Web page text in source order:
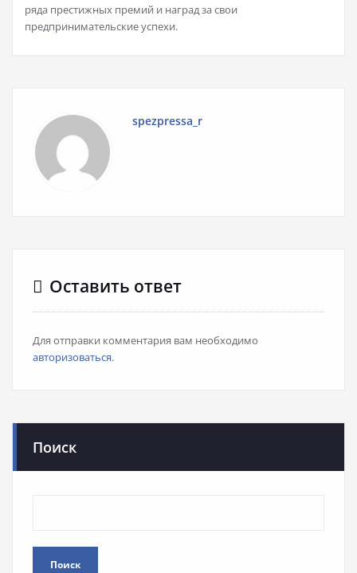
ряда престижных премий и наград за свои
предпринимательские успехи.
spezpressa_r
Оставить ответ
Для отправки комментария вам необходимо
авторизоваться.
Поиск
Поиск